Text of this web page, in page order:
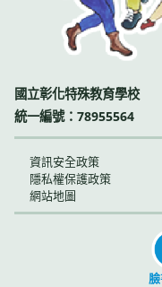
國立彰化特殊教育學校
統一編號：78955564
資訊安全政策
隱私權保護政策
網站地圖